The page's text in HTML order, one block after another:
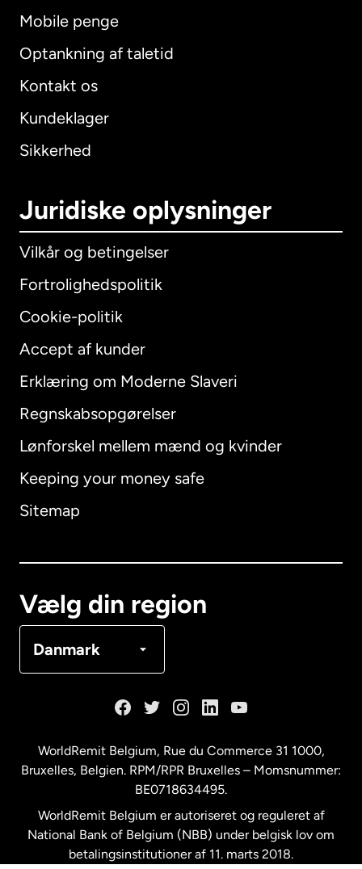
Mobile penge
Optankning af taletid
Kontakt os
Kundeklager
Sikkerhed
Juridiske oplysninger
Vilkår og betingelser
Fortrolighedspolitik
Cookie-politik
Accept af kunder
Erklæring om Moderne Slaveri
Regnskabsopgørelser
Lønforskel mellem mænd og kvinder
Keeping your money safe
Sitemap
Vælg din region
Danmark
International English
Australien
Malaysia
New Zealand
WorldRemit Belgium, Rue du Commerce 31 1000,
Bruxelles, Belgien. RPM/RPR Bruxelles – Momsnummer:
BE0718634495.
WorldRemit Belgium er autoriseret og reguleret af
National Bank of Belgium (NBB) under belgisk lov om
betalingsinstitutioner af 11. marts 2018.